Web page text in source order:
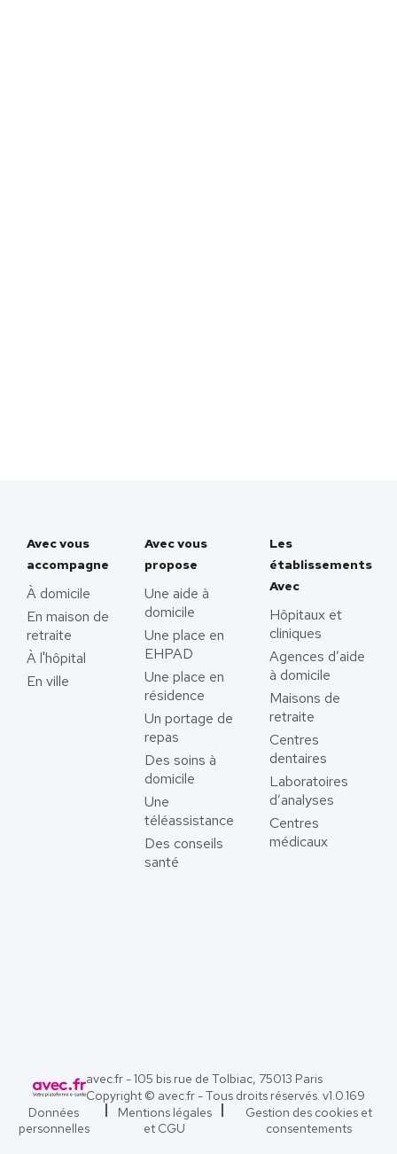
Avec vous
accompagne
À domicile
En maison de
retraite
À l'hôpital
En ville
Avec vous
propose
Une aide à
domicile
Une place en
EHPAD
Une place en
résidence
Un portage de
repas
Des soins à
domicile
Une
téléassistance
Des conseils
santé
Les
établissements
Avec
Hôpitaux et
cliniques
Agences d’aide
à domicile
Maisons de
retraite
Centres
dentaires
Laboratoires
d’analyses
Centres
médicaux
avec.fr - 105 bis rue de Tolbiac, 75013 Paris
Copyright © avec.fr - Tous droits réservés. v1.0.169
Données
personnelles
Mentions légales
et CGU
Gestion des cookies et
consentements